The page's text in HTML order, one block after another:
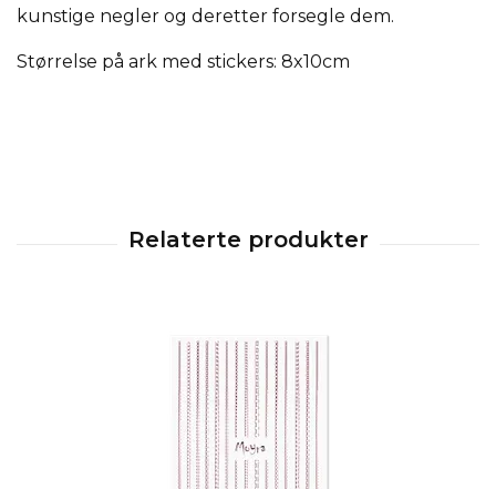
kunstige negler og deretter forsegle dem.
Størrelse på ark med stickers: 8x10cm